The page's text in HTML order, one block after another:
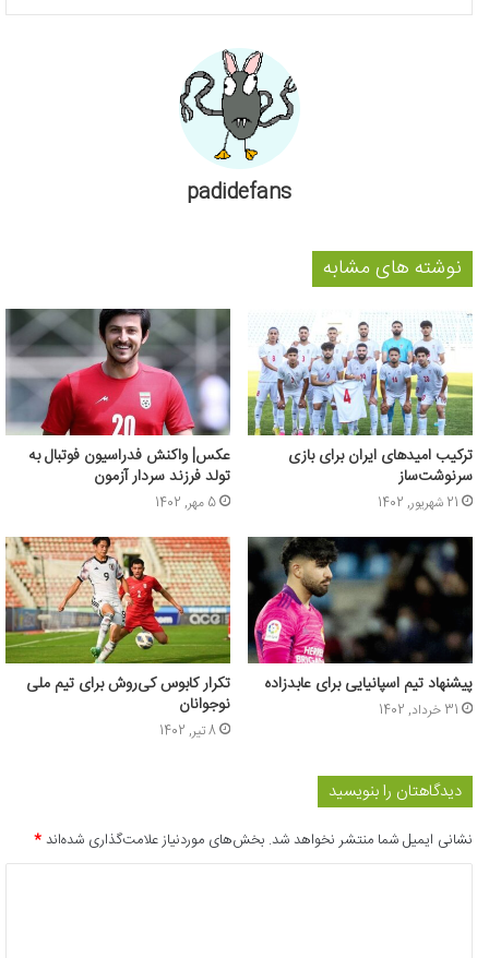
padidefans
نوشته های مشابه
ترکیب امیدهای ایران برای بازی
سرنوشت‌ساز
21 شهریور, 1402
عکس‌| واکنش فدراسیون فوتبال به
تولد فرزند سردار آزمون
5 مهر, 1402
پیشنهاد تیم اسپانیایی برای عابدزاده
31 خرداد, 1402
تکرار کابوس کی‌روش برای تیم ملی
نوجوانان
8 تیر, 1402
دیدگاهتان را بنویسید
نشانی ایمیل شما منتشر نخواهد شد. بخش‌های موردنیاز علامت‌گذاری شده‌اند*